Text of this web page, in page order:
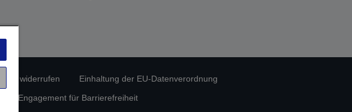
widerrufen
Einhaltung der EU-Datenverordnung
Engagement für Barrierefreiheit